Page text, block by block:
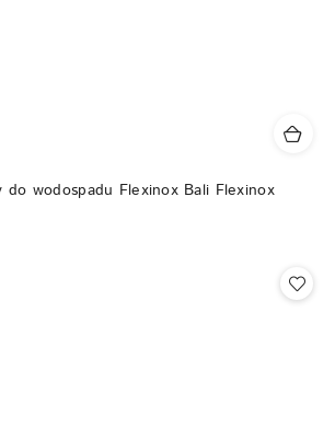
do wodospadu Flexinox Bali Flexinox